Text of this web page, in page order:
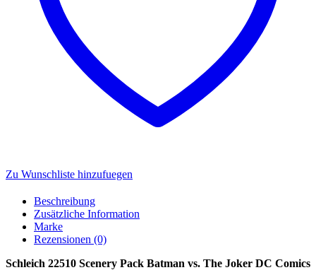
Zu Wunschliste hinzufuegen
Beschreibung
Zusätzliche Information
Marke
Rezensionen (0)
Schleich 22510 Scenery Pack Batman vs. The Joker DC Comics